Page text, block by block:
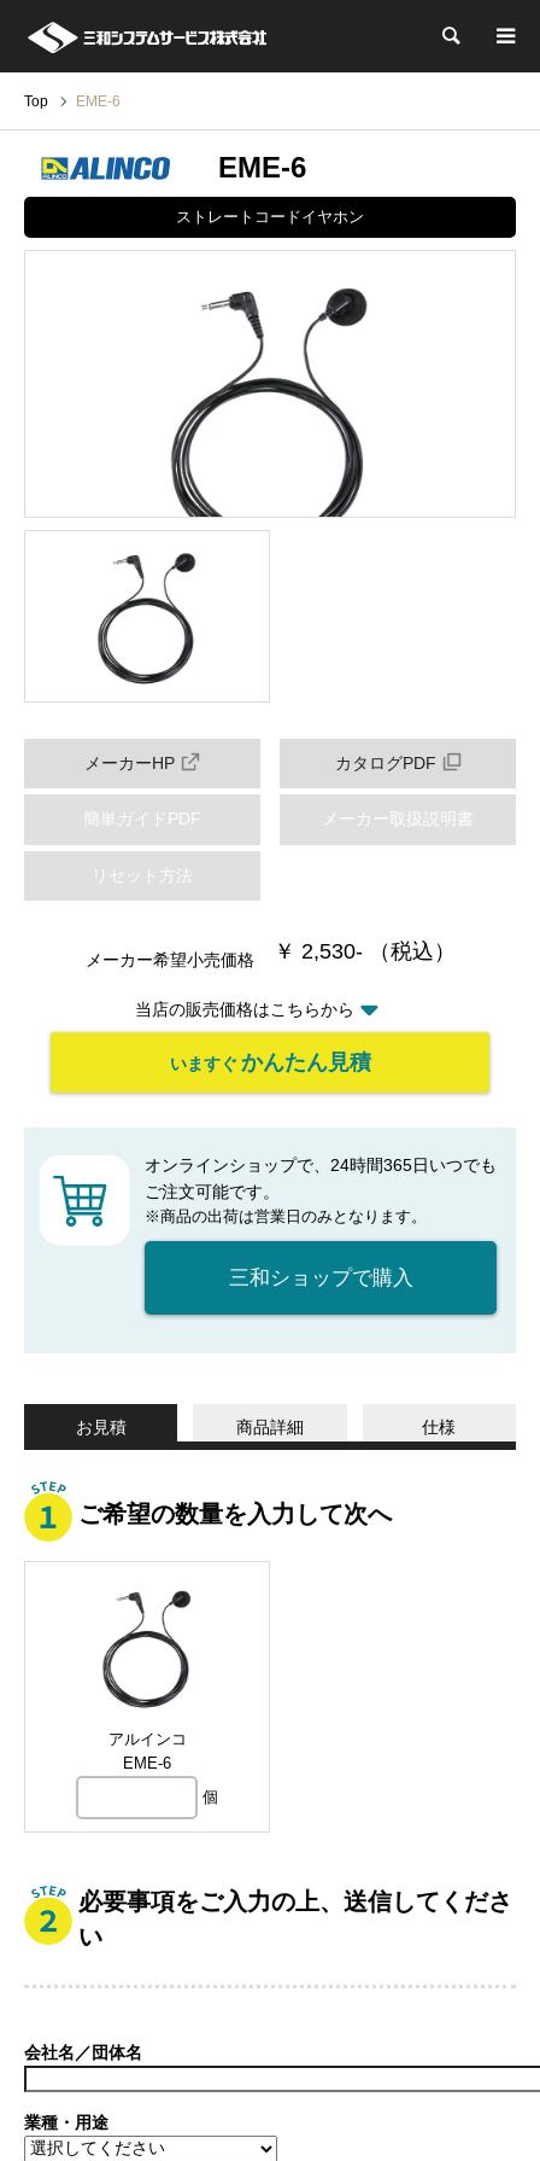
検索
Top EME-6
EME-6
ストレートコードイヤホン
メーカーHP カタログPDF
簡単ガイドPDF メーカー取扱説明書
リセット方法
メーカー希望小売価格 ￥ 2,530- （税込）
当店の販売価格はこちらから
いますぐ かんたん見積
オンラインショップで、24時間365日いつでも
ご注文可能です。
※商品の出荷は営業日のみとなります。
三和ショップで購入
お見積 商品詳細 仕様
ご希望の数量を入力して次へ
アルインコ
EME-6
個
必要事項をご入力の上、送信してくださ
い
会社名／団体名
業種・用途